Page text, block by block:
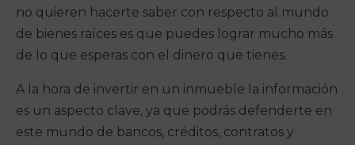
no quieren hacerte saber con respecto al mundo
de bienes raíces es que puedes lograr mucho más
de lo que esperas con el dinero que tienes.
A la hora de invertir en un inmueble la información
es un aspecto clave, ya que podrás defenderte en
este mundo de bancos, créditos, contratos y